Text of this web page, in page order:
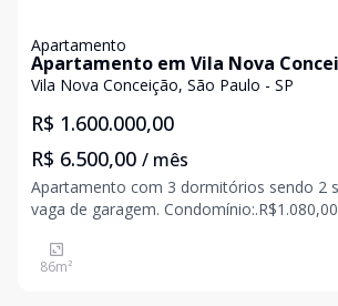
Apartamento
Apartamento em Vila Nova
86m²
Vila Nova Conceição, São Paulo - SP
R$ 1.600.000,00
R$ 6.500,00 / mês
Apartamento com 3 dormitórios sendo 2
vaga de garagem. Condomínio:.R$1.080,00
86m²